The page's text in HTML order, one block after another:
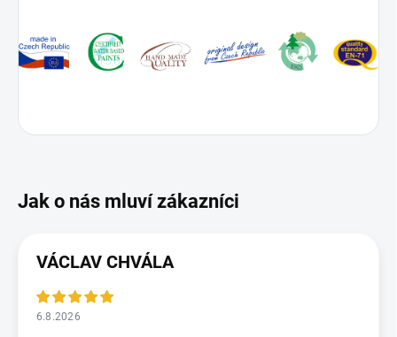
VÁCLAV CHVÁLA
6.8.2026